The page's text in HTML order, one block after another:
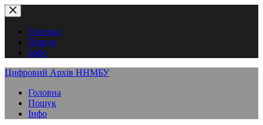
Перейти
до
вмістуГоловна
Пошук
Інфо
Цифровий Архів ННМБУ
Головна
Пошук
Інфо